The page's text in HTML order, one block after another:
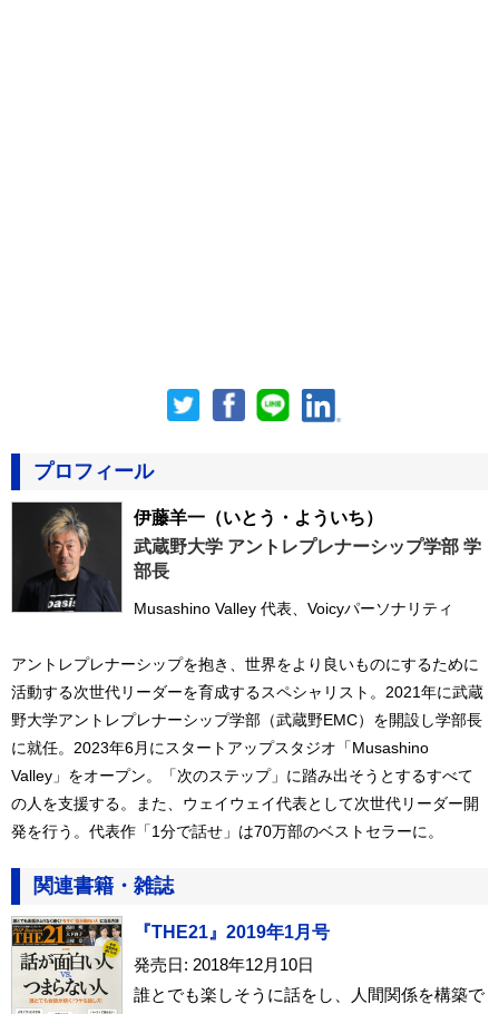
プロフィール
伊藤羊一 （いとう・よういち）
武蔵野大学 アントレプレナーシップ学部 学
部長
Musashino Valley 代表、Voicyパーソナリティ
アントレプレナーシップを抱き、世界をより良いものにするために
活動する次世代リーダーを育成するスペシャリスト。2021年に武蔵
野大学アントレプレナーシップ学部（武蔵野EMC）を開設し学部長
に就任。2023年6月にスタートアップスタジオ「Musashino
Valley」をオープン。「次のステップ」に踏み出そうとするすべて
の人を支援する。また、ウェイウェイ代表として次世代リーダー開
発を行う。代表作「1分で話せ」は70万部のベストセラーに。
関連書籍・雑誌
『THE21』2019年1月号
発売日: 2018年12月10日
誰とでも楽しそうに話をし、人間関係を構築で